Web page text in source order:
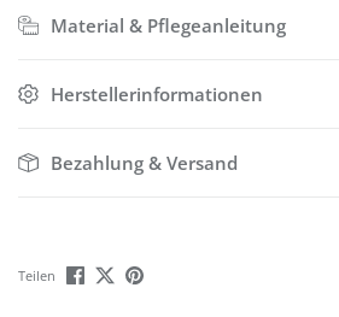
Material & Pflegeanleitung
Herstellerinformationen
Bezahlung & Versand
Teilen